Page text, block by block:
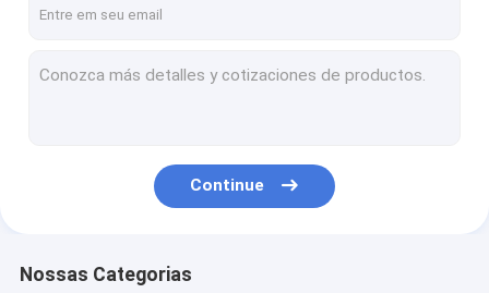
Continue
Nossas Categorias